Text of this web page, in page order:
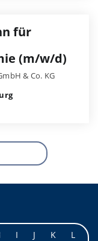
für
(m/w/d)
& Co. KG
I J K
L